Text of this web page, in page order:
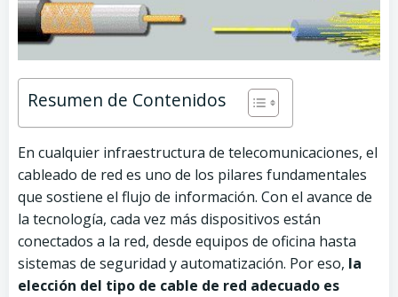
Resumen de Contenidos
En cualquier infraestructura de telecomunicaciones, el
cableado de red es uno de los pilares fundamentales
que sostiene el flujo de información. Con el avance de
la tecnología, cada vez más dispositivos están
conectados a la red, desde equipos de oficina hasta
sistemas de seguridad y automatización. Por eso, la
elección del tipo de cable de red adecuado es